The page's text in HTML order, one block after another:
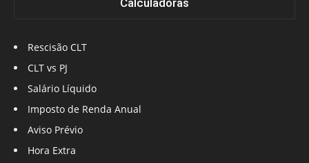
Rescisão CLT
CLT vs PJ
Salário Líquido
Imposto de Renda Anual
Aviso Prévio
Hora Extra